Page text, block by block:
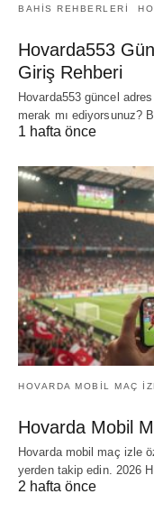
BAHIS REHBERLERI
Hovarda553
Giriş Rehberi
Hovarda553 güncel adres
merak mı ediyorsunuz?
1 hafta önce
HOVARDA MOBIL MAÇ
Hovarda Mobil
Hovarda mobil maç izle
yerden takip edin. 2026
2 hafta önce